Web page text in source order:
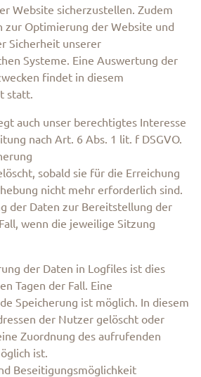
Website sicherzustellen. Zudem
zur Optimierung der Website und
Sicherheit unserer
Systeme. Eine Auswertung der
findet in diesem
statt.
auch unser berechtigtes Interesse
nach Art. 6 Abs. 1 lit. f DSGVO.
sobald sie für die Erreichung
nicht mehr erforderlich sind.
der Daten zur Bereitstellung der
wenn die jeweilige Sitzung
der Daten in Logfiles ist dies
Tagen der Fall. Eine
Speicherung ist möglich. In diesem
der Nutzer gelöscht oder
Zuordnung des aufrufenden
ist.
Beseitigungsmöglichkeit